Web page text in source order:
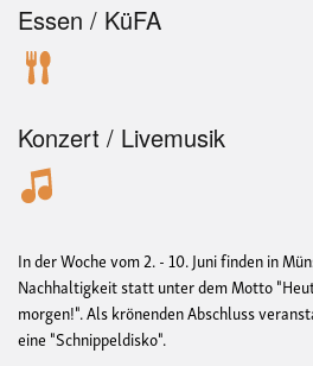
Essen / KüFA
Konzert / Livemusik
In der Woche vom 2. - 10. Juni finden in
Nachhaltigkeit statt unter dem Motto
morgen!". Als krönenden Abschluss
eine "Schnippeldisko".